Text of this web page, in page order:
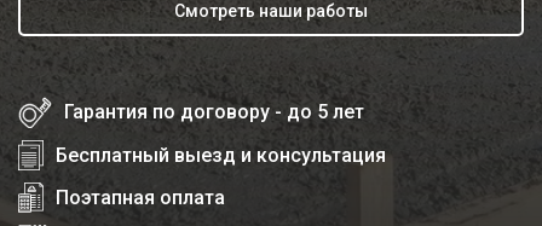
Смотреть наши работы
Гарантия по договору - до 5 лет
Бесплатный выезд и консультация
Поэтапная оплата